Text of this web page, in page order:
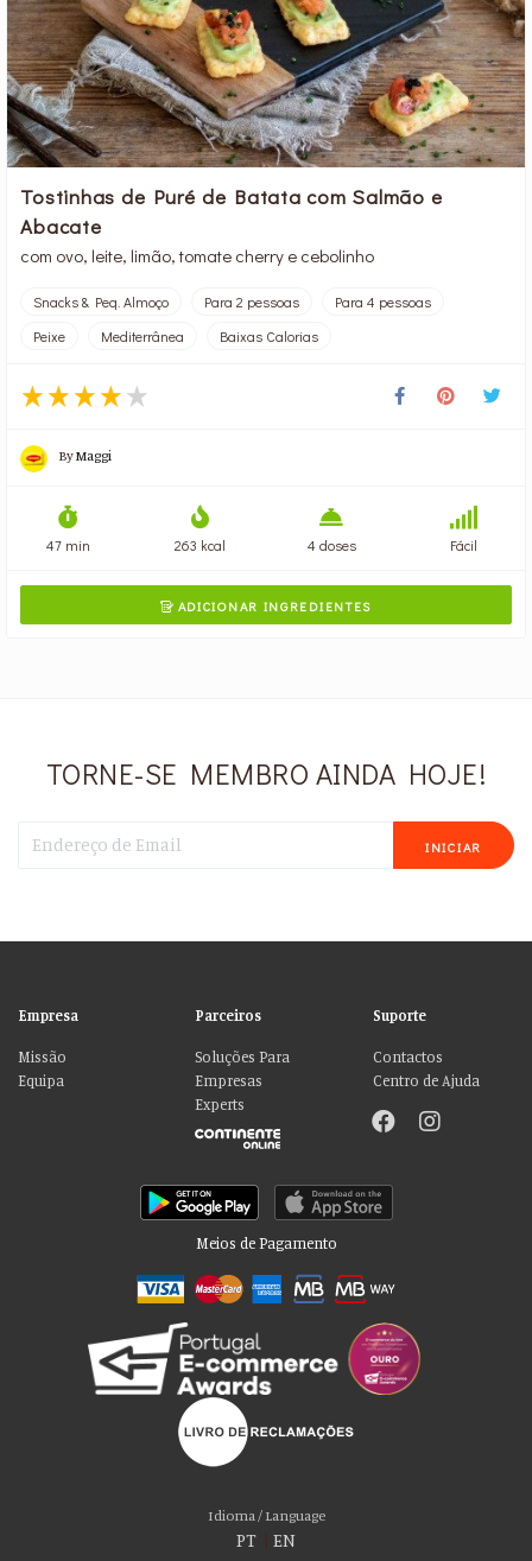
Tostinhas de Puré de Batata com Salmão e
Abacate
com ovo, leite, limão, tomate cherry e cebolinho
Snacks & Peq. Almoço Para 2 pessoas
Para 4 pessoas
Peixe
Mediterrânea Baixas Calorias
ByMaggi
47 min 263 kcal 4 doses Fácil
ADICIONAR INGREDIENTES
TORNE-SE MEMBRO AINDA HOJE!
INICIAR
Empresa
Missão
Equipa
Parceiros
Soluções Para
Empresas
Experts
Suporte
Contactos
Centro de Ajuda
Meios de Pagamento
Idioma / Language
PT EN
Por favor aceite as nossas deliciosas
Usamos cookies para personalizar conteúdo e anúncios, fornecer recursos
de mídia social e analisar nosso tráfego. Também compartilhamos